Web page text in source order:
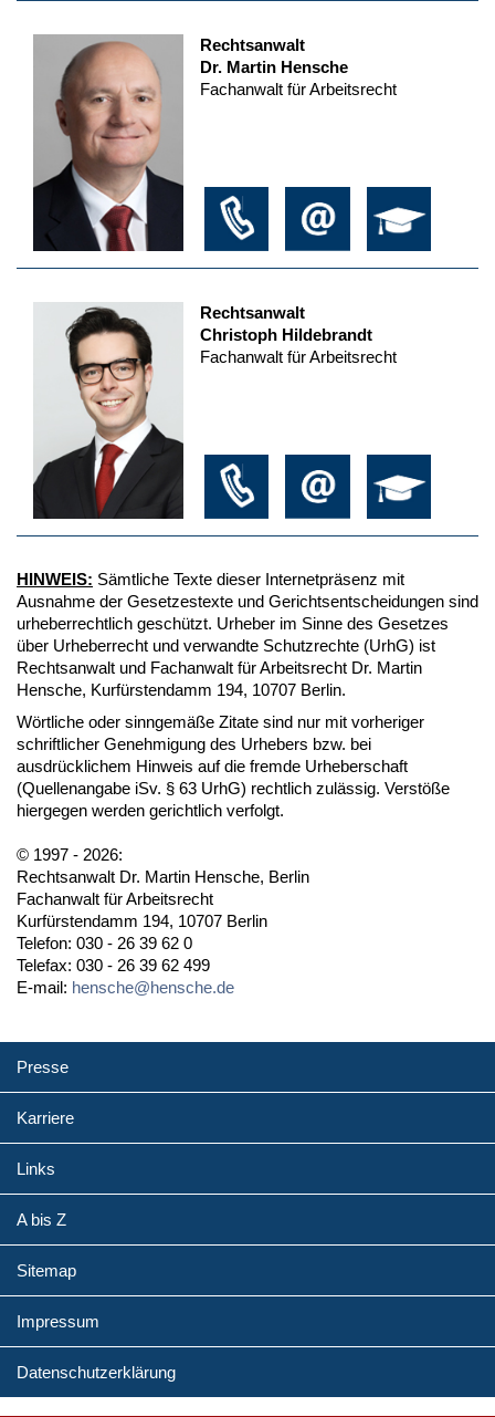
Rechtsanwalt
Dr. Martin Hensche
Fachanwalt für Arbeitsrecht
Rechtsanwalt
Christoph Hildebrandt
Fachanwalt für Arbeitsrecht
HINWEIS: Sämtliche Texte dieser Internetpräsenz mit
Ausnahme der Gesetzestexte und Gerichtsentscheidungen sind
urheberrechtlich geschützt. Urheber im Sinne des Gesetzes
über Urheberrecht und verwandte Schutzrechte (UrhG) ist
Rechtsanwalt und Fachanwalt für Arbeitsrecht Dr. Martin
Hensche, Kurfürstendamm 194, 10707 Berlin.
Wörtliche oder sinngemäße Zitate sind nur mit vorheriger
schriftlicher Genehmigung des Urhebers bzw. bei
ausdrücklichem Hinweis auf die fremde Urheberschaft
(Quellenangabe iSv. § 63 UrhG) rechtlich zulässig. Verstöße
hiergegen werden gerichtlich verfolgt.
© 1997 - 2026:
Rechtsanwalt Dr. Martin Hensche, Berlin
Fachanwalt für Arbeitsrecht
Kurfürstendamm 194, 10707 Berlin
Telefon: 030 - 26 39 62 0
Telefax: 030 - 26 39 62 499
E-mail: hensche@hensche.de
Presse
Karriere
Links
A bis Z
Sitemap
Impressum
Datenschutzerklärung